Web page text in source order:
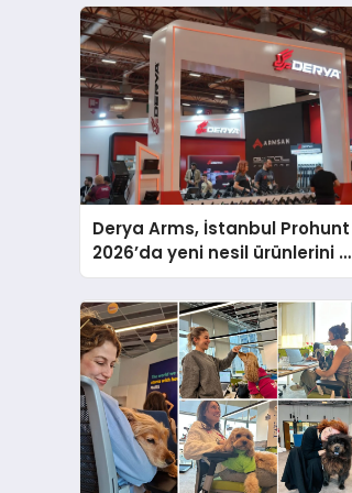
Derya Arms, İstanbul Prohunt
2026’da yeni nesil ürünlerini ve
global marka vizyonunu
sergiledi